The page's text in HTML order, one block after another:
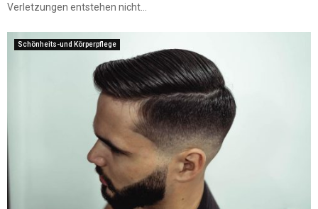
Verletzungen entstehen nicht...
Schönheits-und Körperpflege